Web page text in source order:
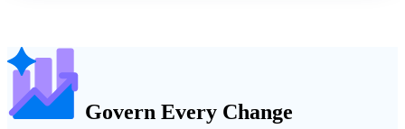
Govern Every Change